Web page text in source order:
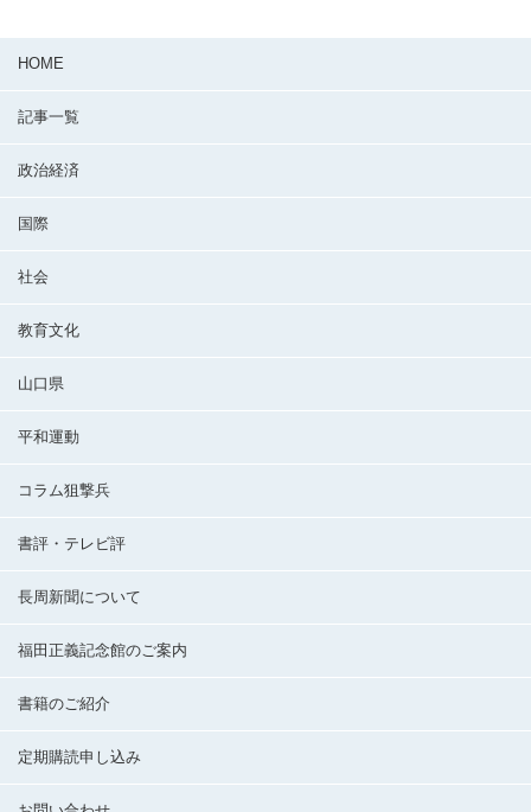
HOME
記事一覧
政治経済
国際
社会
教育文化
山口県
平和運動
コラム狙撃兵
書評・テレビ評
長周新聞について
福田正義記念館のご案内
書籍のご紹介
定期購読申し込み